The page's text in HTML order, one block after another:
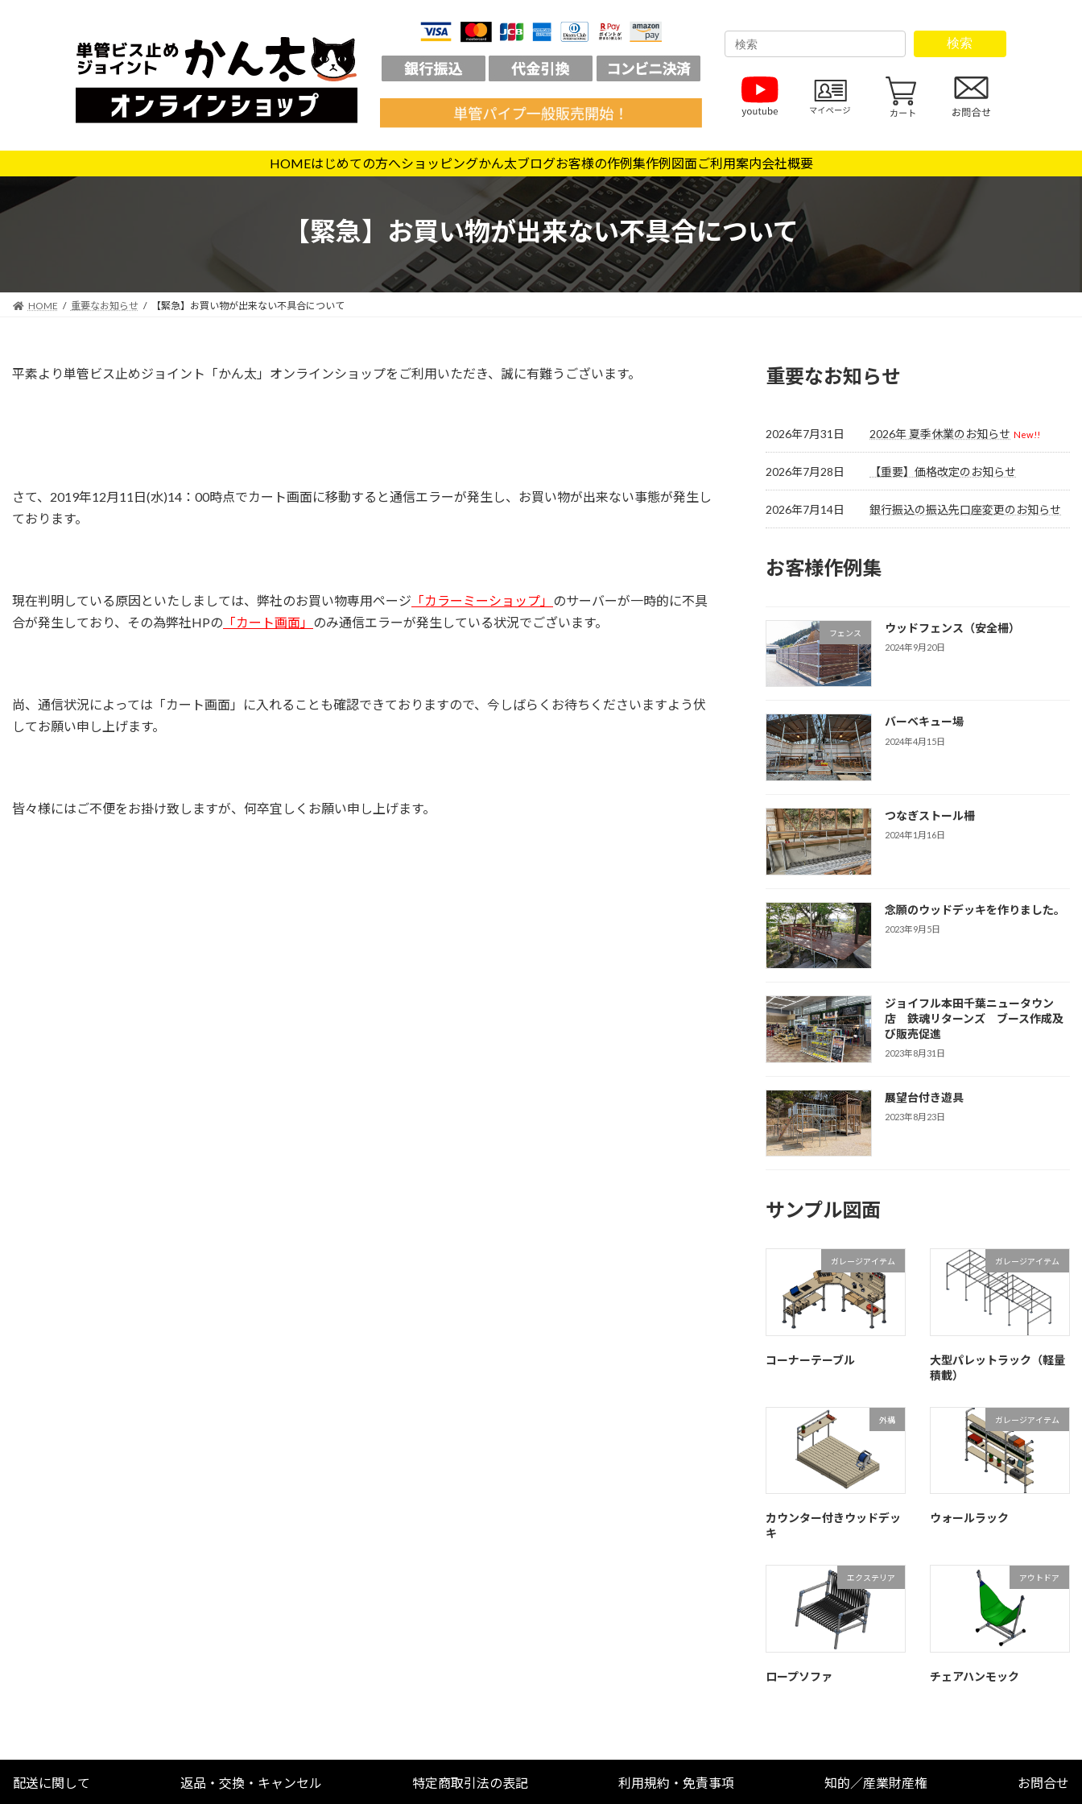
検索
HOMEはじめての方へショッピングかん太ブログお客様の作例集作例図面ご利用案内会社概要
【緊急】お買い物が出来ない不具合について
HOME 重要なお知らせ 【緊急】お買い物が出来ない不具合について
平素より単管ビス止めジョイント「かん太」オンラインショップをご利用いただき、誠に有難うございます。
さて、2019年12月11日(水)14：00時点でカート画面に移動すると通信エラーが発生し、お買い物が出来ない事態が発生し
ております。
現在判明している原因といたしましては、弊社のお買い物専用ページ 「カラーミーショップ」 のサーバーが一時的に不具
合が発生しており、その為弊社HPの 「カート画面」 のみ通信エラーが発生している状況でございます。
尚、通信状況によっては「カート画面」に入れることも確認できておりますので、今しばらくお待ちくださいますよう伏
してお願い申し上げます。
皆々様にはご不便をお掛け致しますが、何卒宜しくお願い申し上げます。
重要なお知らせ
2026年7月31日 2026年 夏季休業のお知らせ New!!
2026年7月28日 【重要】価格改定のお知らせ
2026年7月14日 銀行振込の振込先口座変更のお知らせ
お客様作例集
フェンス ウッドフェンス（安全柵）
2024年9月20日
バーベキュー場
2024年4月15日
つなぎストール柵
2024年1月16日
念願のウッドデッキを作りました。
2023年9月5日
ジョイフル本田千葉ニュータウン
店 鉄魂リターンズ ブース作成及
び販売促進
2023年8月31日
展望台付き遊具
2023年8月23日
サンプル図面
ガレージアイテム
コーナーテーブル
ガレージアイテム
大型パレットラック（軽量
積載）
外構
カウンター付きウッドデッ
キ
ガレージアイテム
ウォールラック
エクステリア
ロープソファ
アウトドア
チェアハンモック
配送に関して 返品・交換・キャンセル 特定商取引法の表記 利用規約・免責事項 知的／産業財産権 お問合せ